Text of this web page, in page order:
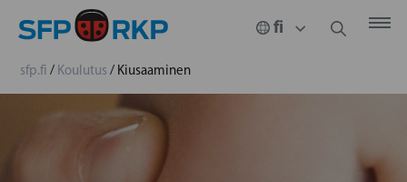
sfp.fi / Koulutus / Kiusaaminen